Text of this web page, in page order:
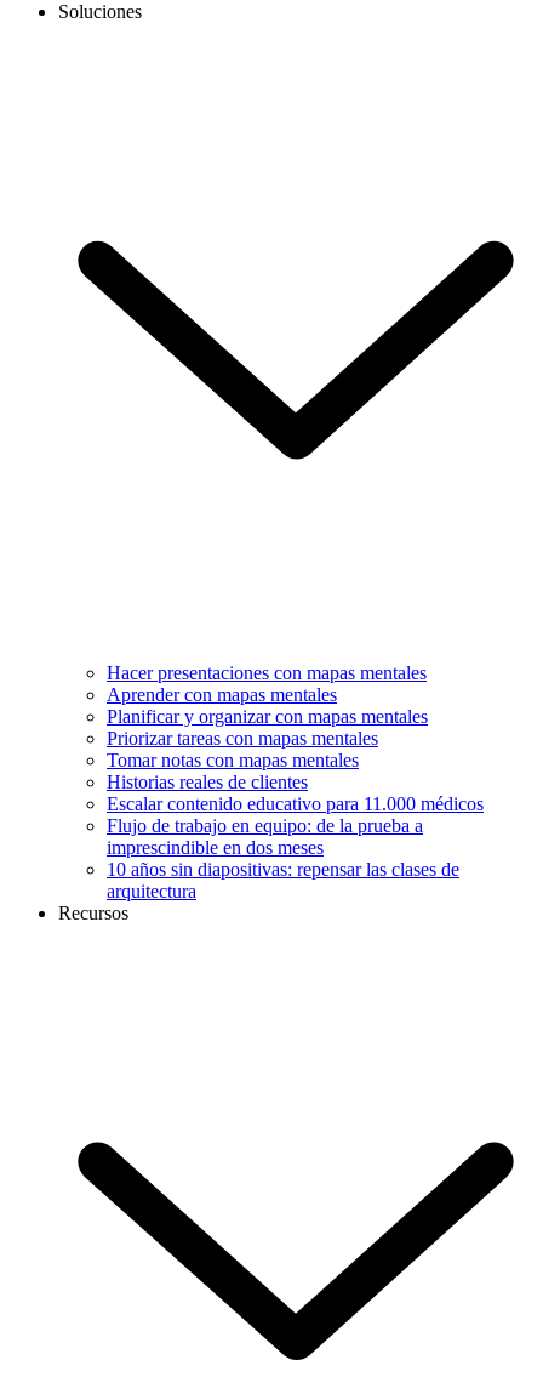
Soluciones
Hacer presentaciones con mapas mentales
Aprender con mapas mentales
Planificar y organizar con mapas mentales
Priorizar tareas con mapas mentales
Tomar notas con mapas mentales
Historias reales de clientes
Escalar contenido educativo para 11.000 médicos
Flujo de trabajo en equipo: de la prueba a
imprescindible en dos meses
10 años sin diapositivas: repensar las clases de
arquitectura
Recursos